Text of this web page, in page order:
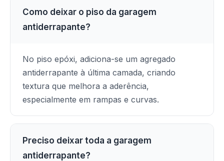
Como deixar o piso da garagem
antiderrapante?
No piso epóxi, adiciona-se um agregado
antiderrapante à última camada, criando
textura que melhora a aderência,
especialmente em rampas e curvas.
Preciso deixar toda a garagem
antiderrapante?